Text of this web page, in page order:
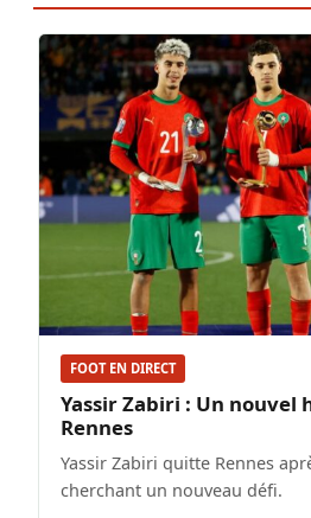
FOOT EN DIRECT
Yassir Zabiri : Un nouvel
Rennes
Yassir Zabiri quitte Rennes
cherchant un nouveau défi.